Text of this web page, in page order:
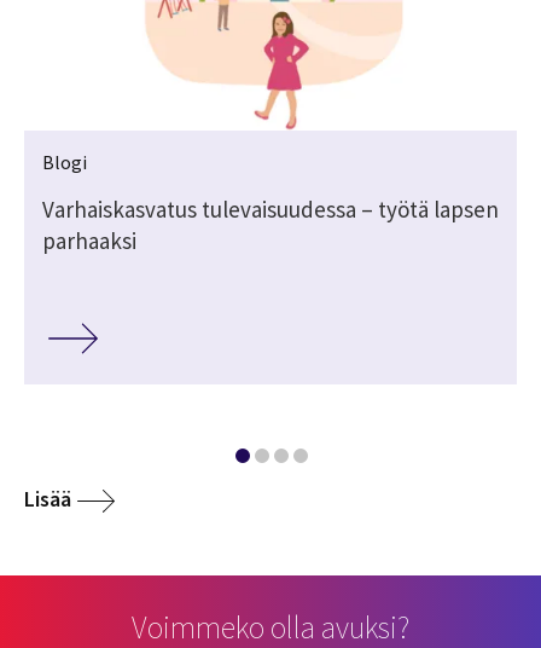
Blogi
Varhaiskasvatus tulevaisuudessa – työtä lapsen
parhaaksi
Lisää
Voimmeko olla avuksi?